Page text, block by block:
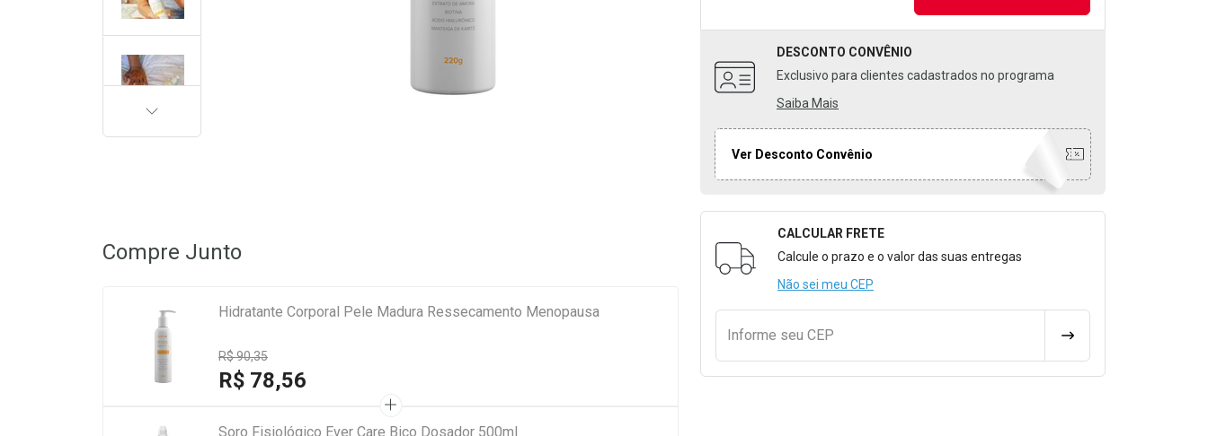
DESCONTO CONVÊNIO
Exclusivo para clientes cadastrados no programa
Saiba Mais
Ver Desconto Convênio
Formulário para Calcular o Frete
CALCULAR FRETE
Calcule o prazo e o valor das suas entregas
Não sei meu CEP
Informe seu CEP CALCULAR FRETE
PRÓXIMA
Compre Junto
Hidratante Corporal Pele Madura Ressecamento Menopausa
R$ 90,35
R$ 78,56
Soro Fisiológico Ever Care Bico Dosador 500ml